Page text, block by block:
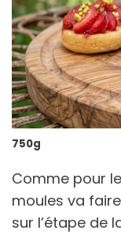
750g
Comme pour
moules va
sur l’étape de